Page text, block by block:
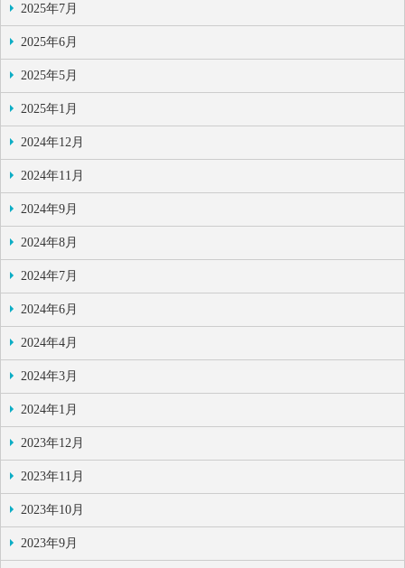
2025年7月
2025年6月
2025年5月
2025年1月
2024年12月
2024年11月
2024年9月
2024年8月
2024年7月
2024年6月
2024年4月
2024年3月
2024年1月
2023年12月
2023年11月
2023年10月
2023年9月